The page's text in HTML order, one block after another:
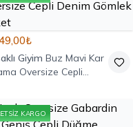
Giyim Buz Mavi Kar
Oversize Cepli
KARGO